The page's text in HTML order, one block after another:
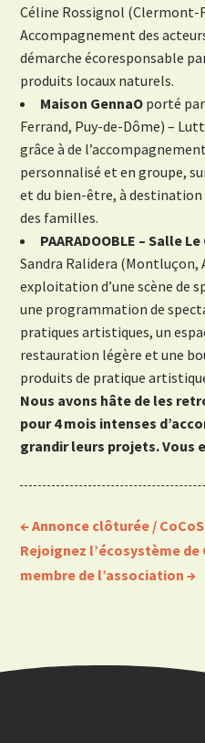
Céline Rossignol (Clermont-
Accompagnement des
démarche écoresponsable
produits locaux naturels.
Maison GennaO porté
Ferrand, Puy-de-Dôme) –
grâce à de
personnalisé et en groupe,
et du bien-être, à
des familles.
PAARADOOBLE – Salle Le
Sandra Ralidera
exploitation d’une scène de
une programmation de
pratiques artistiques, un
restauration légère et une
produits de pratique
Nous avons hâte de les
pour 4 mois intenses
grandir leurs projets. Vous
←Annonce clôturée /
Rejoignez l’écosystème de
membre de l’association →